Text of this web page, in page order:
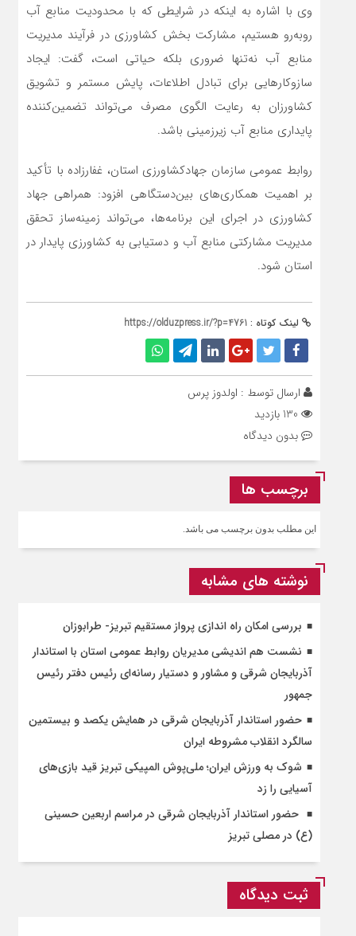
وی با اشاره به اینکه در شرایطی که با محدودیت منابع آب
روبه‌رو هستیم، مشارکت بخش کشاورزی در فرآیند مدیریت
منابع آب نه‌تنها ضروری بلکه حیاتی است، گفت: ایجاد
سازوکارهایی برای تبادل اطلاعات، پایش مستمر و تشویق
کشاورزان به رعایت الگوی مصرف می‌تواند تضمین‌کننده
پایداری منابع آب زیرزمینی باشد.
روابط عمومی سازمان جهادکشاورزی استان، غفارزاده با تأکید
بر اهمیت همکاری‌های بین‌دستگاهی افزود: همراهی جهاد
کشاورزی در اجرای این برنامه‌ها، می‌تواند زمینه‌ساز تحقق
مدیریت مشارکتی منابع آب و دستیابی به کشاورزی پایدار در
استان شود.
لینک کوتاه : https://olduzpress.ir/?p=4761
ارسال توسط : اولدوز پرس
بدون دیدگاه
برچسب ها
این مطلب بدون برچسب می باشد.
نوشته های مشابه
بررسی امکان راه‌ اندازی پرواز مستقیم تبریز- طرابوزان
نشست هم اندیشی مدیریان روابط عمومی استان با استاندار
آذربایجان شرقی و مشاور و دستیار رسانه‌ای رئیس دفتر رئیس
جمهور
حضور استاندار آذربایجان شرقی در همایش یکصد و بیستمین
سالگرد انقلاب مشروطه ایران
شوک به ورزش ایران؛ ملی‌پوش المپیکی تبریز قید بازی‌های
آسیایی را زد
حضور استاندار آذربایجان شرقی در مراسم اربعین حسینی
(ع) در مصلی تبریز
ثبت دیدگاه